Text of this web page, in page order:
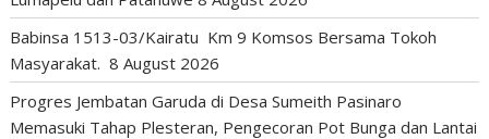
Babinsa 1513-03/Kairatu Km 9 Komsos Bersama Tokoh
Masyarakat. 8 August 2026
Progres Jembatan Garuda di Desa Sumeith Pasinaro
Memasuki Tahap Plesteran, Pengecoran Pot Bunga dan Lantai